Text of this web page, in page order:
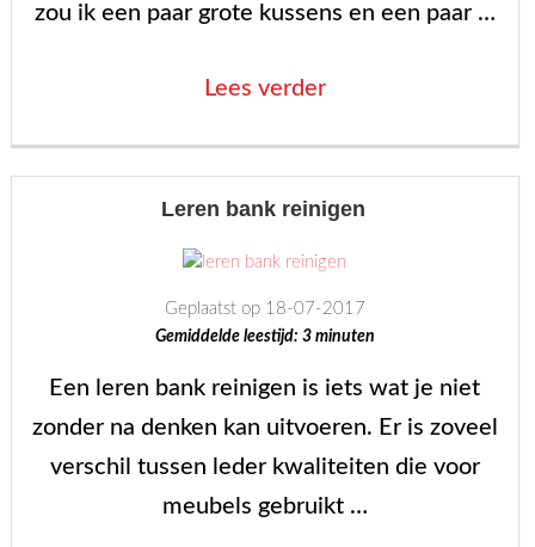
zou ik een paar grote kussens en een paar …
Lees verder“Ga
maken?
tips!”
Leren bank reinigen
Geplaatst op 18-07-2017
Gemiddelde leestijd: 3 minuten
Een leren bank reinigen is iets wat je niet
zonder na denken kan uitvoeren. Er is zoveel
verschil tussen leder kwaliteiten die voor
meubels gebruikt …